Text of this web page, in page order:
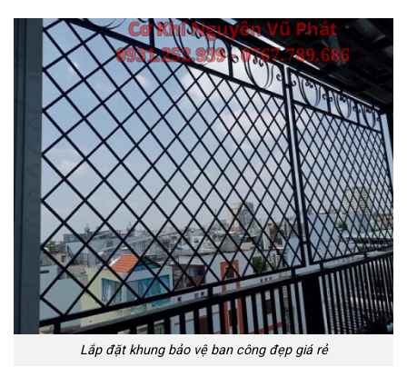
Lắp đặt khung bảo vệ ban công đẹp giá rẻ